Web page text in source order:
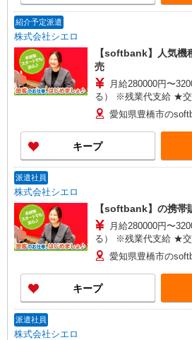
紹介予定派遣
株式会社シエロ
【softbank】人気機
売
月給280000円〜
る） ※残業代支給 ★交
゜+゜・。○。・゜+゜
10万円支給(規定有) お友達を紹介頂くと, インセン
ティブ支給(規定有) ゜
○。・゜+゜
愛知県豊橋市の
キープ
派遣社員
株式会社シエロ
【softbank】の携帯
月給280000円〜
る） ※残業代支給 ★交
゜+゜・。○。・゜+゜
10万円支給(規定有) お友達を紹介頂くと, インセン
ティブ支給(規定有) ゜
○。・゜+゜
愛知県豊橋市の
キープ
派遣社員
株式会社シエロ